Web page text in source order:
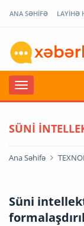
ANA SƏHİFƏ LAYİHƏ
SÜNİ
Ana Səhifə
Süni